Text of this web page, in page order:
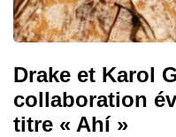
Drake et Karol
collaboration
titre « Ahí »